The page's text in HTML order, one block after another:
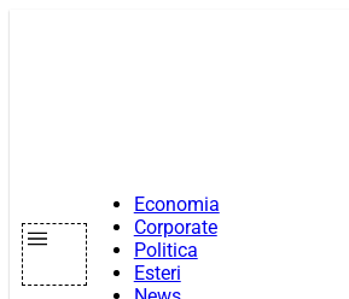
Economia
Corporate
Politica
Esteri